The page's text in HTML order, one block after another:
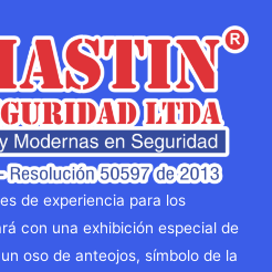
de experiencia para los
con una exhibición especial de
oso de anteojos, símbolo de la